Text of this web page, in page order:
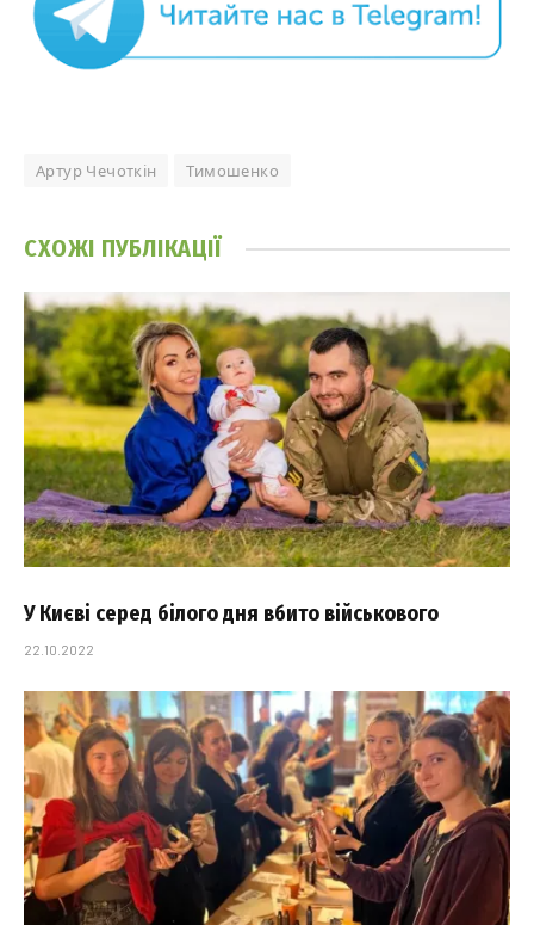
Артур Чечоткін Тимошенко
СХОЖІ ПУБЛІКАЦІЇ
У Києві серед білого дня вбито військового
22.10.2022